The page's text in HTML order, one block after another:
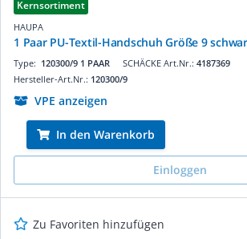
Kernsortiment
HAUPA
1 Paar PU-Textil-Handschuh Größe 9
SCHÄCKE Art.Nr.: 4187369
Type: 120300/9 1 PAAR
Hersteller-Art.Nr.: 120300/9
VPE anzeigen
In den Warenkorb
Einloggen
Zu Favoriten hinzufügen